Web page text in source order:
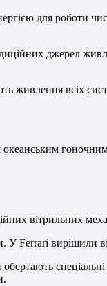
для роботи
джерел
живлення всіх
вітрильних
Ferrari вирішили